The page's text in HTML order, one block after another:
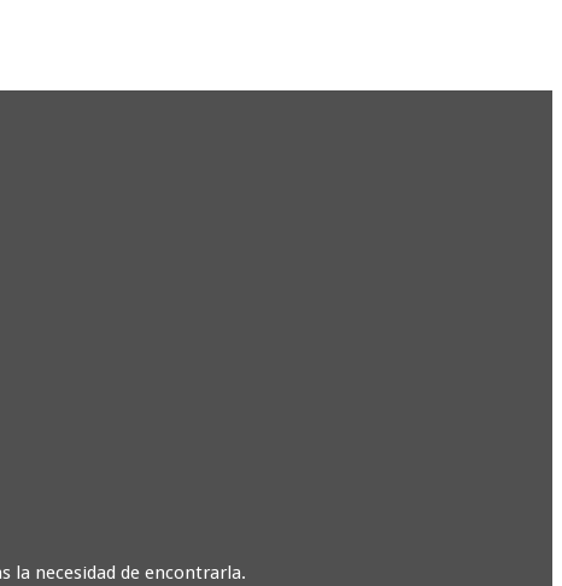
la necesidad de encontrarla.